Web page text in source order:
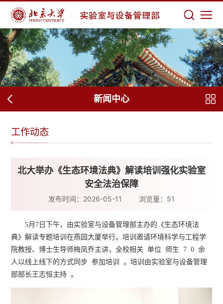
新闻中心
工作动态
北大举办《生态环境法典》解读培训强化实验室
安全法治保障
发布时间：2026-05-11 浏览量： 51
5月7日下午，由实验室与设备管理部主办的《生态环境法
典》解读专题培训在燕园大厦举行。培训邀请环境科学与工程学
院教授、博士生导师梅凤乔主讲，全校相关
单位 师生 7 0 余
人以线上线下的方式同步 参加培训
。培训由实验室与设备管理
部部长王志恒主持 。